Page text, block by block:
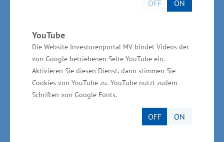
OFF ON
YouTube
Die Website Investorenportal MV bindet Videos der
von Google betriebenen Seite YouTube ein.
Aktivieren Sie diesen Dienst, dann stimmen Sie
Cookies von YouTube zu. YouTube nutzt zudem
Schriften von Google Fonts.
OFF ON
Sparkassenverband mit den Sparkassen in
und Handelskammern in MV, beide
Handwerkskammern in MV und die Vereinigung
der Unternehmensverbände Mecklenburg-
Vorpommern (VUMV).
Teilnahmebedingungen